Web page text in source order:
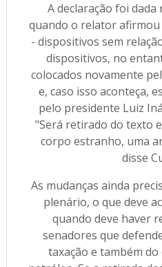
A declaração foi
quando o relator
- dispositivos sem
dispositivos, no
colocados novamente
e, caso isso aconteça,
pelo presidente Luiz
"Será retirado do texto
corpo estranho, uma
disse
As mudanças ainda
plenário, o que deve
quando deve haver
senadores que
taxação e também